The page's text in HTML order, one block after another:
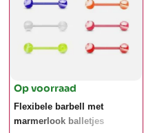
Op voorraad
Flexibele barbell met
marmerlook balletjes